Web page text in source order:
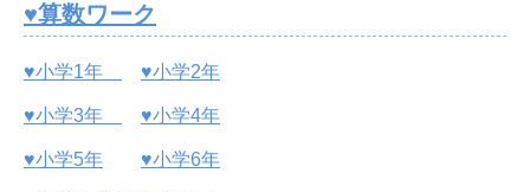
♥算数ワーク
♥小学1年 ♥小学2年
♥小学3年 ♥小学4年
♥小学5年 ♥小学6年